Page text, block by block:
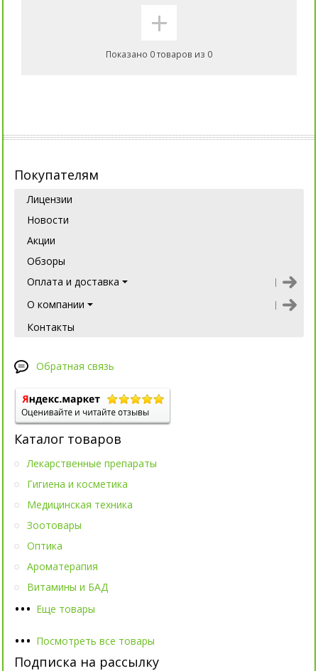
+
Показано 0 товаров из 0
Покупателям
Лицензии
Новости
Акции
Обзоры
Оплата и доставка
О компании
Контакты
Обратная связь
Каталог товаров
••• Еще товары
Лекарственные препараты
Гигиена и косметика
Медицинская техника
Зоотовары
Оптика
Ароматерапия
Витамины и БАД
••• Посмотреть все товары
Подписка на рассылку